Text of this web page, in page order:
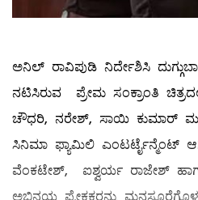
ಅನಿಲ್ ರಾವಿಪುಡಿ ನಿರ್ದೇಶಿಸಿ
ನಟಿಸಿರುವ ಪ್ರೇಮ ಸಂಕ್ರಾಂತಿ
ಚೌಧರಿ, ನರೇಶ್, ಸಾಯಿ ಕುಮಾರ್
ಸಿನಿಮಾ ಫ್ಯಾಮಿಲಿ ಎಂಟರ್ಟೈನ್ಮೆಂಟ್
ವೆಂಕಟೇಶ್, ಐಶ್ವರ್ಯ ರಾಜೇಶ್